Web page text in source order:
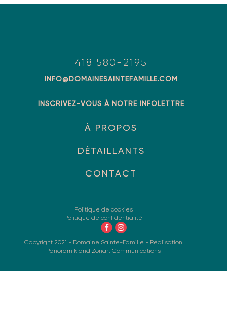
À PROPOS
DÉTAILLANTS
CONTACT
418 580-2195
INFO@DOMAINESAINTEFAMILLE.COM
INSCRIVEZ-VOUS À NOTRE INFOLETTRE
Copyright 2021 - Domaine Sainte-Famille - Réalisation
Panoramik and Zonart Communications
Politique de cookies
Politique de confidentialité